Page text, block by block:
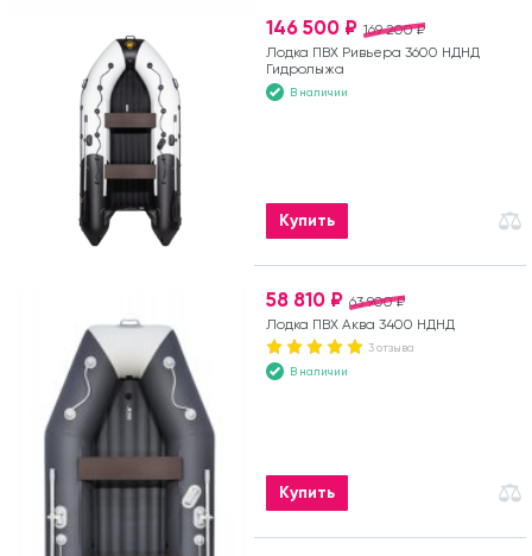
169 200 ₽
146 500 ₽
Лодка ПВХ Ривьера 3600 НДНД
Гидролыжа
В наличии
Купить
63 900 ₽
58 810 ₽
Лодка ПВХ Аква 3400 НДНД
3 отзыва
В наличии
Купить